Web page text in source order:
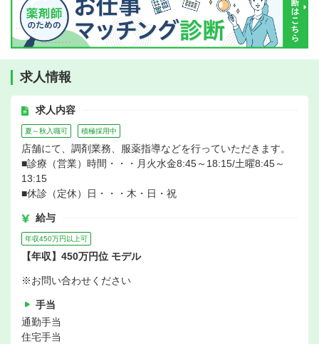
求人情報
求人内容
夏～秋入職可 積極採用中
店舗にて、調剤業務、服薬指導などを行っていただきます。
■診療（営業）時間・・・月火水金8:45～18:15/土曜8:45～
13:15
■休診（定休）日・・・木・日・祝
給与
年収450万円以上可
【年収】450万円位 モデル
※お問い合わせください
手当
通勤手当
住宅手当